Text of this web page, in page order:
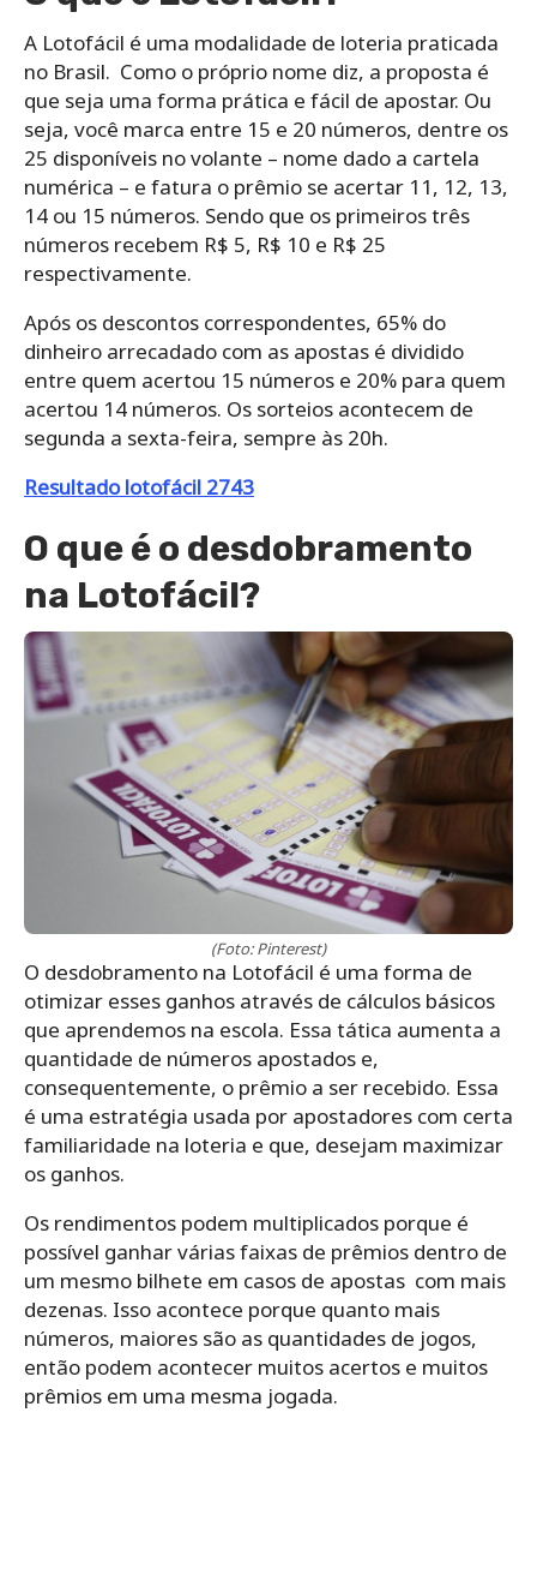
A Lotofácil é uma modalidade de loteria praticada
no Brasil. Como o próprio nome diz, a proposta é
que seja uma forma prática e fácil de apostar. Ou
seja, você marca entre 15 e 20 números, dentre os
25 disponíveis no volante – nome dado a cartela
numérica – e fatura o prêmio se acertar 11, 12, 13,
14 ou 15 números. Sendo que os primeiros três
números recebem R$ 5, R$ 10 e R$ 25
respectivamente.
Após os descontos correspondentes, 65% do
dinheiro arrecadado com as apostas é dividido
entre quem acertou 15 números e 20% para quem
acertou 14 números. Os sorteios acontecem de
segunda a sexta-feira, sempre às 20h.
Resultado lotofácil 2743
O que é o desdobramento
na Lotofácil?
(Foto: Pinterest)
O desdobramento na Lotofácil é uma forma de
otimizar esses ganhos através de cálculos básicos
que aprendemos na escola. Essa tática aumenta a
quantidade de números apostados e,
consequentemente, o prêmio a ser recebido. Essa
é uma estratégia usada por apostadores com certa
familiaridade na loteria e que, desejam maximizar
os ganhos.
Os rendimentos podem multiplicados porque é
possível ganhar várias faixas de prêmios dentro de
um mesmo bilhete em casos de apostas com mais
dezenas. Isso acontece porque quanto mais
números, maiores são as quantidades de jogos,
então podem acontecer muitos acertos e muitos
prêmios em uma mesma jogada.